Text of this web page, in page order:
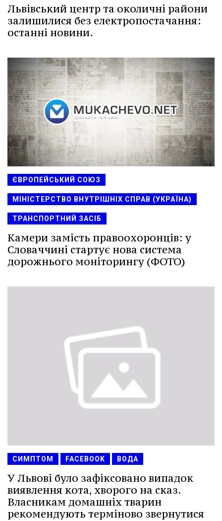
Львівський центр та околичні райони
залишилися без електропостачання:
останні новини.
ЄВРОПЕЙСЬКИЙ СОЮЗ
МІНІСТЕРСТВО ВНУТРІШНІХ СПРАВ (УКРАЇНА)
ТРАНСПОРТНИЙ ЗАСІБ
Камери замість правоохоронців: у
Словаччині стартує нова система
дорожнього моніторингу (ФОТО)
СИМПТОМ FACEBOOK ВОДА
У Львові було зафіксовано випадок
виявлення кота, хворого на сказ.
Власникам домашніх тварин
рекомендують терміново звернутися